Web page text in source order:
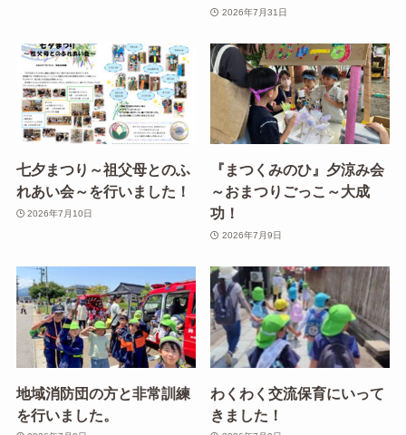
2026年7月31日
七夕まつり～祖父母とのふ
れあい会～を行いました！
2026年7月10日
『まつくみのひ』夕涼み会
～おまつりごっこ～大成
功！
2026年7月9日
地域消防団の方と非常訓練
を行いました。
わくわく交流保育にいって
きました！